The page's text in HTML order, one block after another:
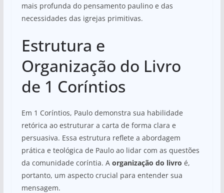
mais profunda do pensamento paulino e das
necessidades das igrejas primitivas.
Estrutura e
Organização do Livro
de 1 Coríntios
Em 1 Coríntios, Paulo demonstra sua habilidade
retórica ao estruturar a carta de forma clara e
persuasiva. Essa estrutura reflete a abordagem
prática e teológica de Paulo ao lidar com as questões
da comunidade coríntia. A organização do livro é,
portanto, um aspecto crucial para entender sua
mensagem.